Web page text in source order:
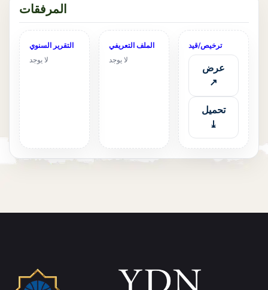
المرفقات
ترخيص/قيد
عرض
↗
تحميل
⤓
الملف التعريفي
لا يوجد
التقرير السنوي
لا يوجد